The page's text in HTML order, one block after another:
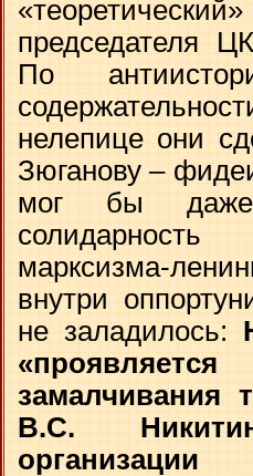
председателя
По
нелепице они
Зюганову –
мог бы
марксизма-
внутри
не заладилось:
В.С.